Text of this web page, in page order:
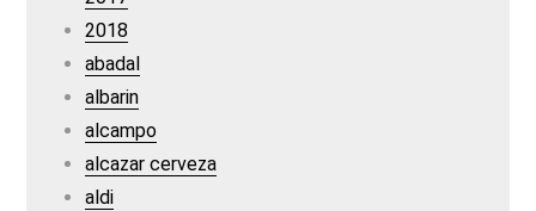
2018
abadal
albarin
alcampo
alcazar cerveza
aldi